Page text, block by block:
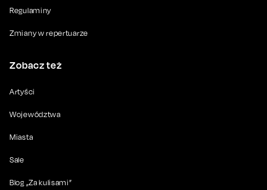
Regulaminy
Zmiany w repertuarze
Zobacz też
Artyści
Województwa
Miasta
Sale
Blog „Za kulisami”